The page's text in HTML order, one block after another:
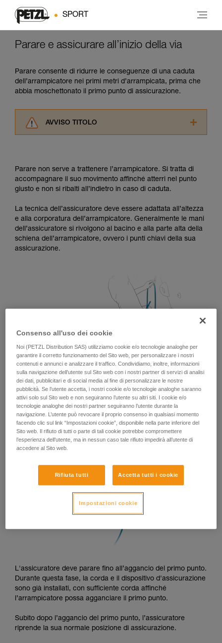
SPORT
Parare e assicurare all’inizio della via
Parare consente di ridurre le conseguenze di una caduta
dell’arrampicatore nei primi metri d’arrampicata, prima che
abbia moschettonato il primo punto di assicurazione.
AVVISO TITOLO
informazioni dell’istruzione tecnica per poter
capire queste ulteriori informazioni.
La padronanza di queste tecniche richiede una
Verificate con un professionista la vostra
capacità di rifare la manovra, da soli, in piena
sicurezza, prima di riprodurla autonomamente.
Forniamo esempi di tecniche relative alla vostra
attività. Ne possono esistere altre che non
Parare non serve a trattenere l’arrampicatore. Si tratta di
accompagnare il suo movimento affinché atterri nel punto
giusto e non si ribalti all’indietro in caso di caduta.
La tecnica dell’assicuratore deve essere adattata all’altezza
e alla corporatura dell’arrampicatore. Generalmente le mani
dell’assicuratore si rivolgono al bacino e alla parte alta della
schiena dell’arrampicatore, ovvero i punti chiavi della sua
assicurazione.
L'assicuratore deve parare fino all’aggancio del primo punto.
Durante questa fase, la corda e il dispositivo d'assicurazione
sono già installati, con sufficiente corda affinché
l’arrampicatore possa agganciare il primo punto.
Subito dopo l’aggancio del primo punto, l’assicuratore
riprende la sua normale posizione di assicurazione.
Consenso all'uso dei cookie
Noi (PETZL Distribution SAS) utilizziamo cookie e/o tecnologie analoghe per
garantire il corretto funzionamento del Sito web, per personalizzare i nostri
contenuti e annunci e analizzare il traffico. Condividiamo, inoltre, informazioni
sulla navigazione dell’utente sul Sito web con i nostri partner di servizi di analisi
dei dati, pubblicitari e di social media al fine di personalizzare le nostre
pubblicità. Se l’utente accetta, i nostri cookie e/o tecnologie analoghe saranno
attivi solo sul Sito web e non seguiranno l’utente su altri siti. I cookie e/o
tecnologie analoghe dei nostri partner seguiranno l’utente durante la
navigazione. L’utente può revocare il proprio consenso in qualsiasi momento
facendo clic sul link “Impostazioni cookie”, disponibile nella parte inferiore del
Sito web. Il rifiuto di tutti o parte di tali cookie potrebbe compromettere
l’esperienza dell’utente, ma in nessun caso tale rifiuto impedirà all’utente di
accedere al Sito web.
Rifiuta tutti Accetta tutti i cookie
Impostazioni cookie